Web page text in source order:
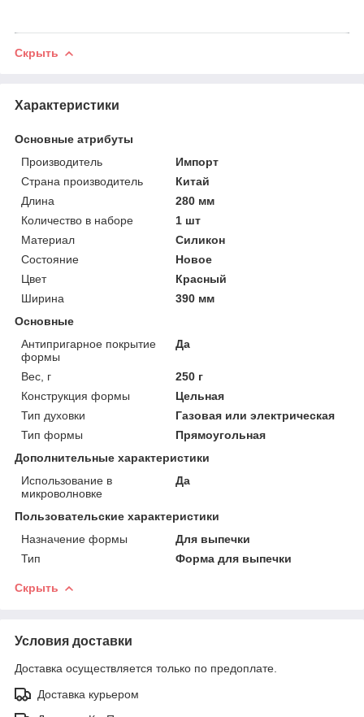
Скрыть
Характеристики
Основные атрибуты
Производитель
Импорт
Страна производитель
Китай
Длина
280 мм
Количество в наборе
1 шт
Материал
Силикон
Состояние
Новое
Цвет
Красный
Ширина
390 мм
Основные
Антипригарное покрытие
формы
Да
Вес, г
250 г
Конструкция формы
Цельная
Тип духовки
Газовая или электрическая
Тип формы
Прямоугольная
Дополнительные характеристики
Использование в
микроволновке
Да
Пользовательские характеристики
Назначение формы
Для выпечки
Тип
Форма для выпечки
Скрыть
Условия доставки
Доставка осуществляется только по предоплате.
Доставка курьером